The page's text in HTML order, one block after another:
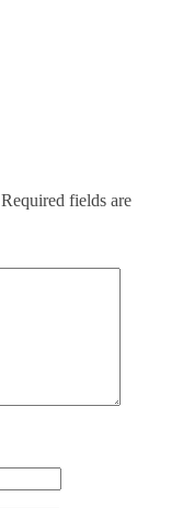
Required fields are